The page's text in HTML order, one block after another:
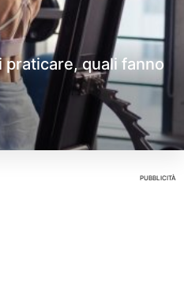
quali fanno
PUBBLICITÀ